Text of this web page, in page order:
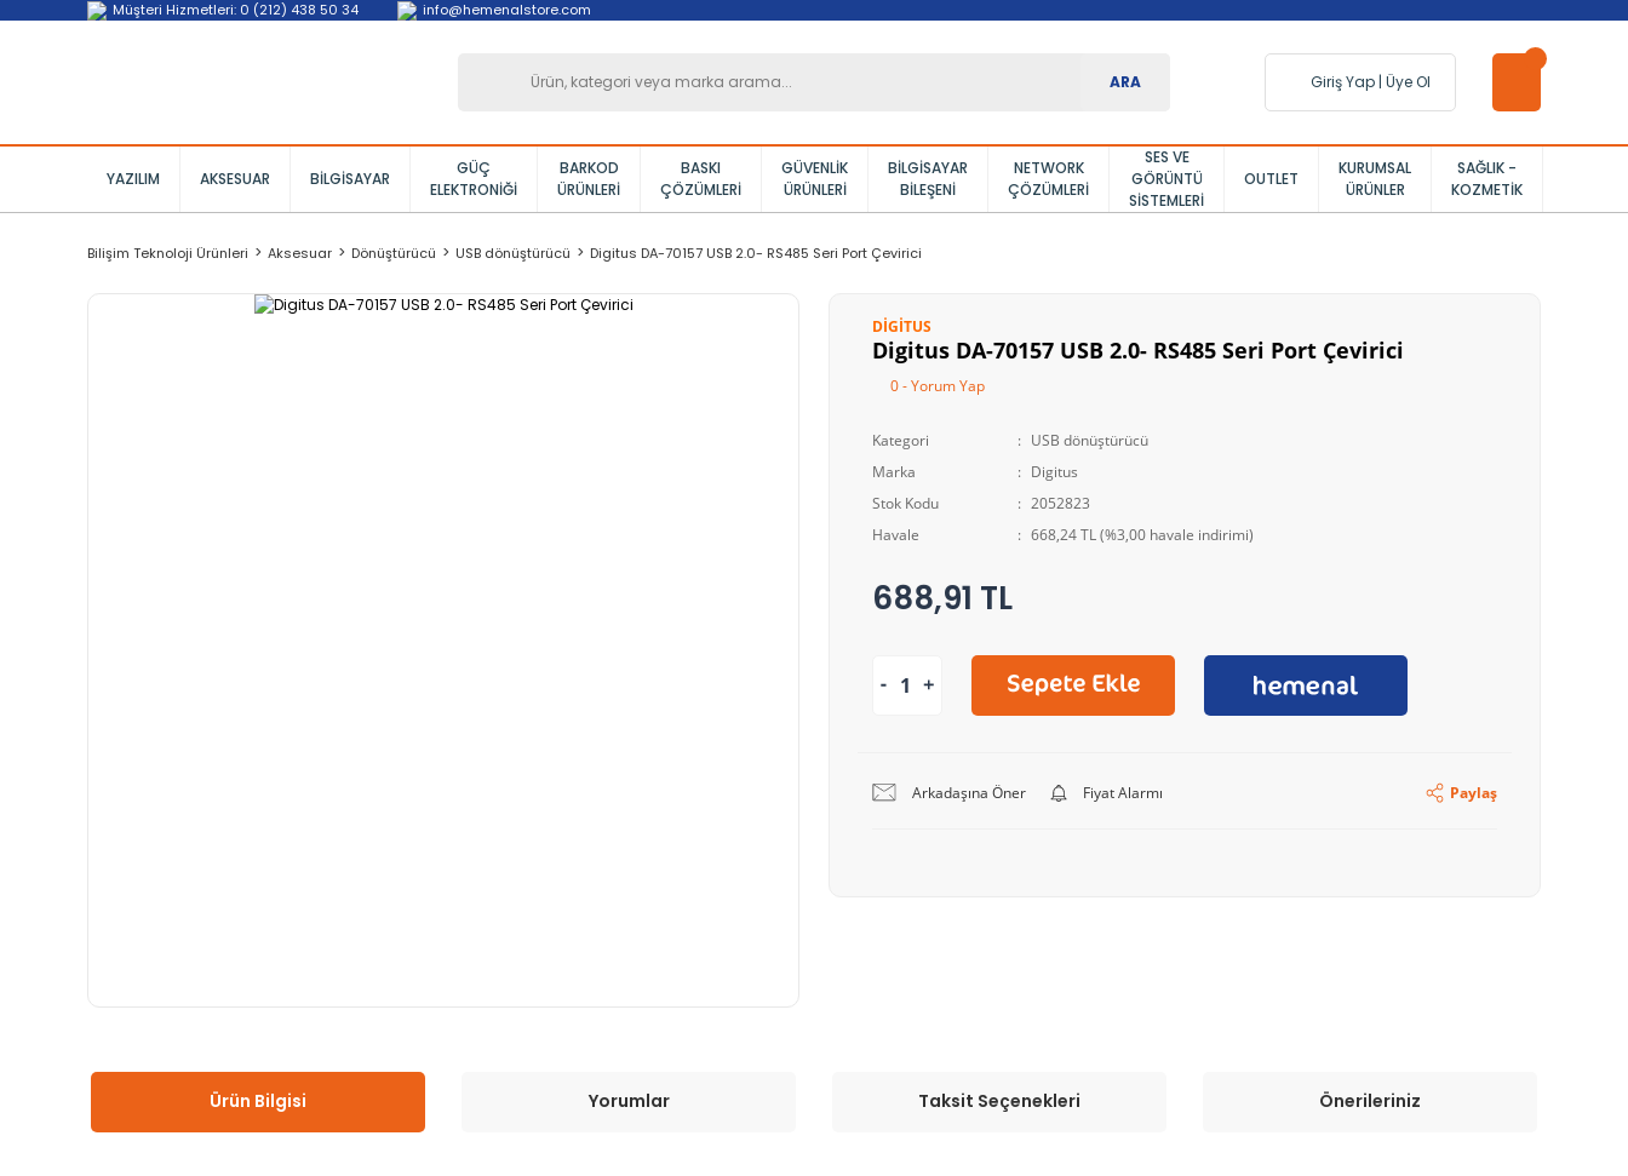
Müşteri Hizmetleri: 0 (212) 438 50 34 info@hemenalstore.com
ARA Giriş Yap | Üye Ol
YAZILIM AKSESUAR BILGISAYAR
GÜÇ
ELEKTRONIĞI
BARKOD
ÜRÜNLERI
BASKI
ÇÖZÜMLERI
GÜVENLIK
ÜRÜNLERI
BILGISAYAR
BILEŞENI
NETWORK
ÇÖZÜMLERI
SES VE
GÖRÜNTÜ
SISTEMLERI
OUTLET
KURUMSAL
ÜRÜNLER
SAĞLIK -
KOZMETIK
Bilişim Teknoloji Ürünleri Aksesuar Dönüştürücü USB dönüştürücü Digitus DA-70157 USB 2.0- RS485 Seri Port Çevirici
DIGITUS
Digitus DA-70157 USB 2.0- RS485 Seri Port Çevirici
0 - Yorum Yap
Kategori
USB dönüştürücü
Marka
Digitus
Stok Kodu
2052823
Havale
668,24 TL (%3,00 havale indirimi)
688,91 TL
Arkadaşına Öner Fiyat Alarmı Paylaş
Ürün Bilgisi Yorumlar Taksit Seçenekleri Önerileriniz